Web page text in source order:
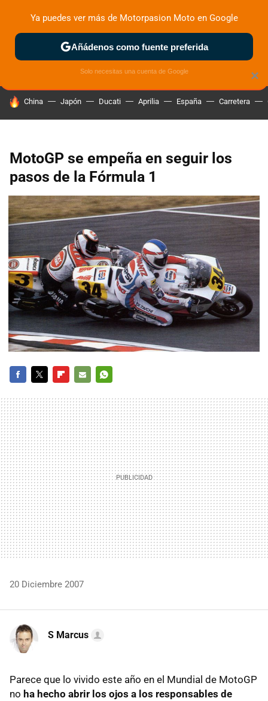
ZONA DE PRUEBAS DEPORTIVAS MOTOS ELÉCTRICAS
HOY SE HABLA DE
China Japón Ducati Aprilia España Carretera
MotoGP se empeña en seguir los
pasos de la Fórmula 1
MAIL
20 Diciembre 2007
S Marcus
Parece que lo vivido este año en el Mundial de MotoGP
no ha hecho abrir los ojos a los responsables de
×
Ya puedes ver más de Motorpasion Moto en Google
Añádenos como fuente preferida
Solo necesitas una cuenta de Google